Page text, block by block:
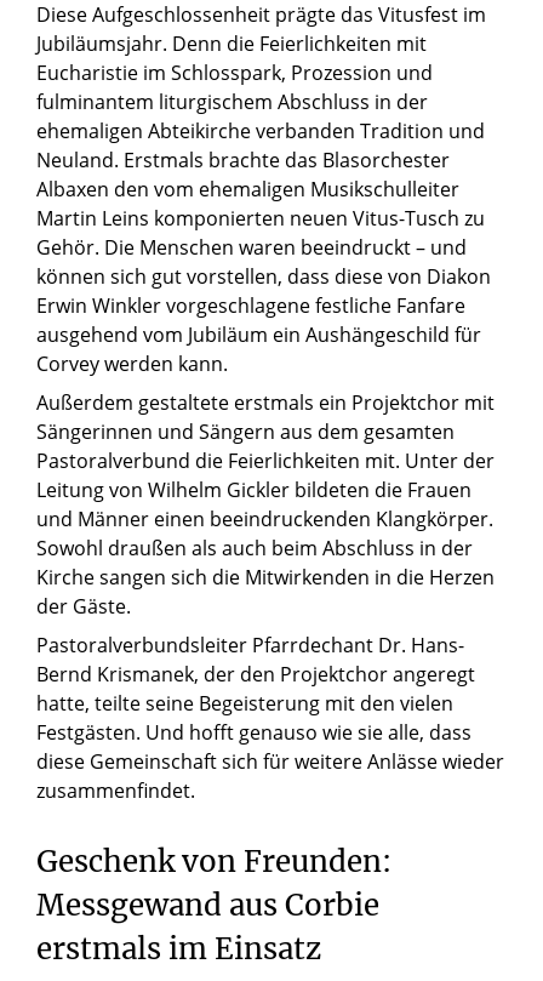
Diese Aufgeschlossenheit prägte das Vitusfest im
Jubiläumsjahr. Denn die Feierlichkeiten mit
Eucharistie im Schlosspark, Prozession und
fulminantem liturgischem Abschluss in der
ehemaligen Abteikirche verbanden Tradition und
Neuland. Erstmals brachte das Blasorchester
Albaxen den vom ehemaligen Musikschulleiter
Martin Leins komponierten neuen Vitus-Tusch zu
Gehör. Die Menschen waren beeindruckt – und
können sich gut vorstellen, dass diese von Diakon
Erwin Winkler vorgeschlagene festliche Fanfare
ausgehend vom Jubiläum ein Aushängeschild für
Corvey werden kann.
Außerdem gestaltete erstmals ein Projektchor mit
Sängerinnen und Sängern aus dem gesamten
Pastoralverbund die Feierlichkeiten mit. Unter der
Leitung von Wilhelm Gickler bildeten die Frauen
und Männer einen beeindruckenden Klangkörper.
Sowohl draußen als auch beim Abschluss in der
Kirche sangen sich die Mitwirkenden in die Herzen
der Gäste.
Pastoralverbundsleiter Pfarrdechant Dr. Hans-
Bernd Krismanek, der den Projektchor angeregt
hatte, teilte seine Begeisterung mit den vielen
Festgästen. Und hofft genauso wie sie alle, dass
diese Gemeinschaft sich für weitere Anlässe wieder
zusammenfindet.
Geschenk von Freunden:
Messgewand aus Corbie
erstmals im Einsatz